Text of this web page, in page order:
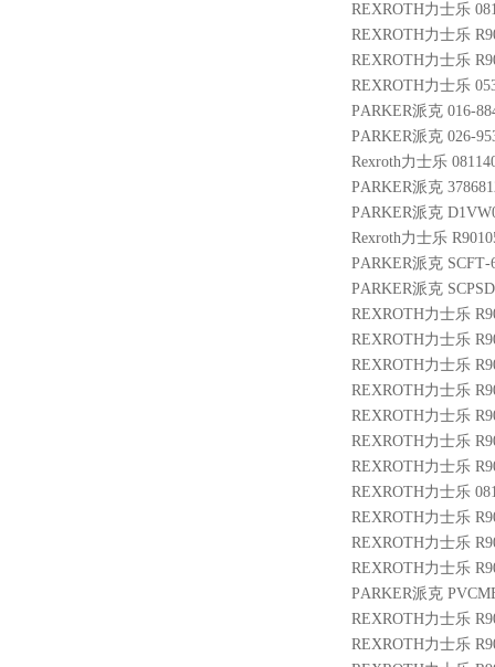
REXROTH力士乐
REXROTH力士乐
REXROTH力士乐
REXROTH力士乐
PARKER派克 016-
PARKER派克 026-
Rexroth力士乐
PARKER派克
PARKER派克
Rexroth力士乐
PARKER派克
PARKER派克
REXROTH力士乐
REXROTH力士乐
REXROTH力士乐
REXROTH力士乐
REXROTH力士乐
REXROTH力士乐
REXROTH力士乐
REXROTH力士乐
REXROTH力士乐
REXROTH力士乐
REXROTH力士乐
PARKER派克
REXROTH力士乐
REXROTH力士乐